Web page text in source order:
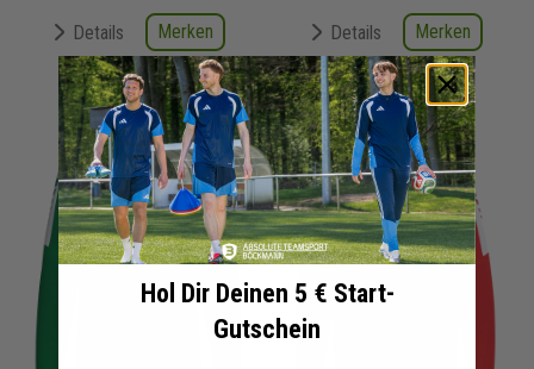
Details Merken
+ 0 Interessenten
Details Merken
+ 0 Interessenten
Hol Dir Deinen 5 € Start-
Gutschein